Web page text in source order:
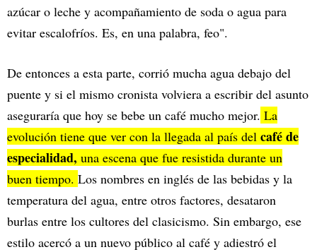
azúcar o leche y acompañamiento de soda o agua para
evitar escalofríos. Es, en una palabra, feo".
De entonces a esta parte, corrió mucha agua debajo del
puente y si el mismo cronista volviera a escribir del asunto
aseguraría que hoy se bebe un café mucho mejor. La
evolución tiene que ver con la llegada al país del café de
especialidad, una escena que fue resistida durante un
buen tiempo. Los nombres en inglés de las bebidas y la
temperatura del agua, entre otros factores, desataron
burlas entre los cultores del clasicismo. Sin embargo, ese
estilo acercó a un nuevo público al café y adiestró el